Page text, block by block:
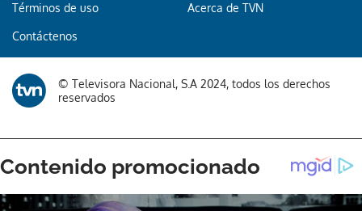
Términos de uso Acerca de TVN
Contáctenos
© Televisora Nacional, S.A 2024, todos los derechos
reservados